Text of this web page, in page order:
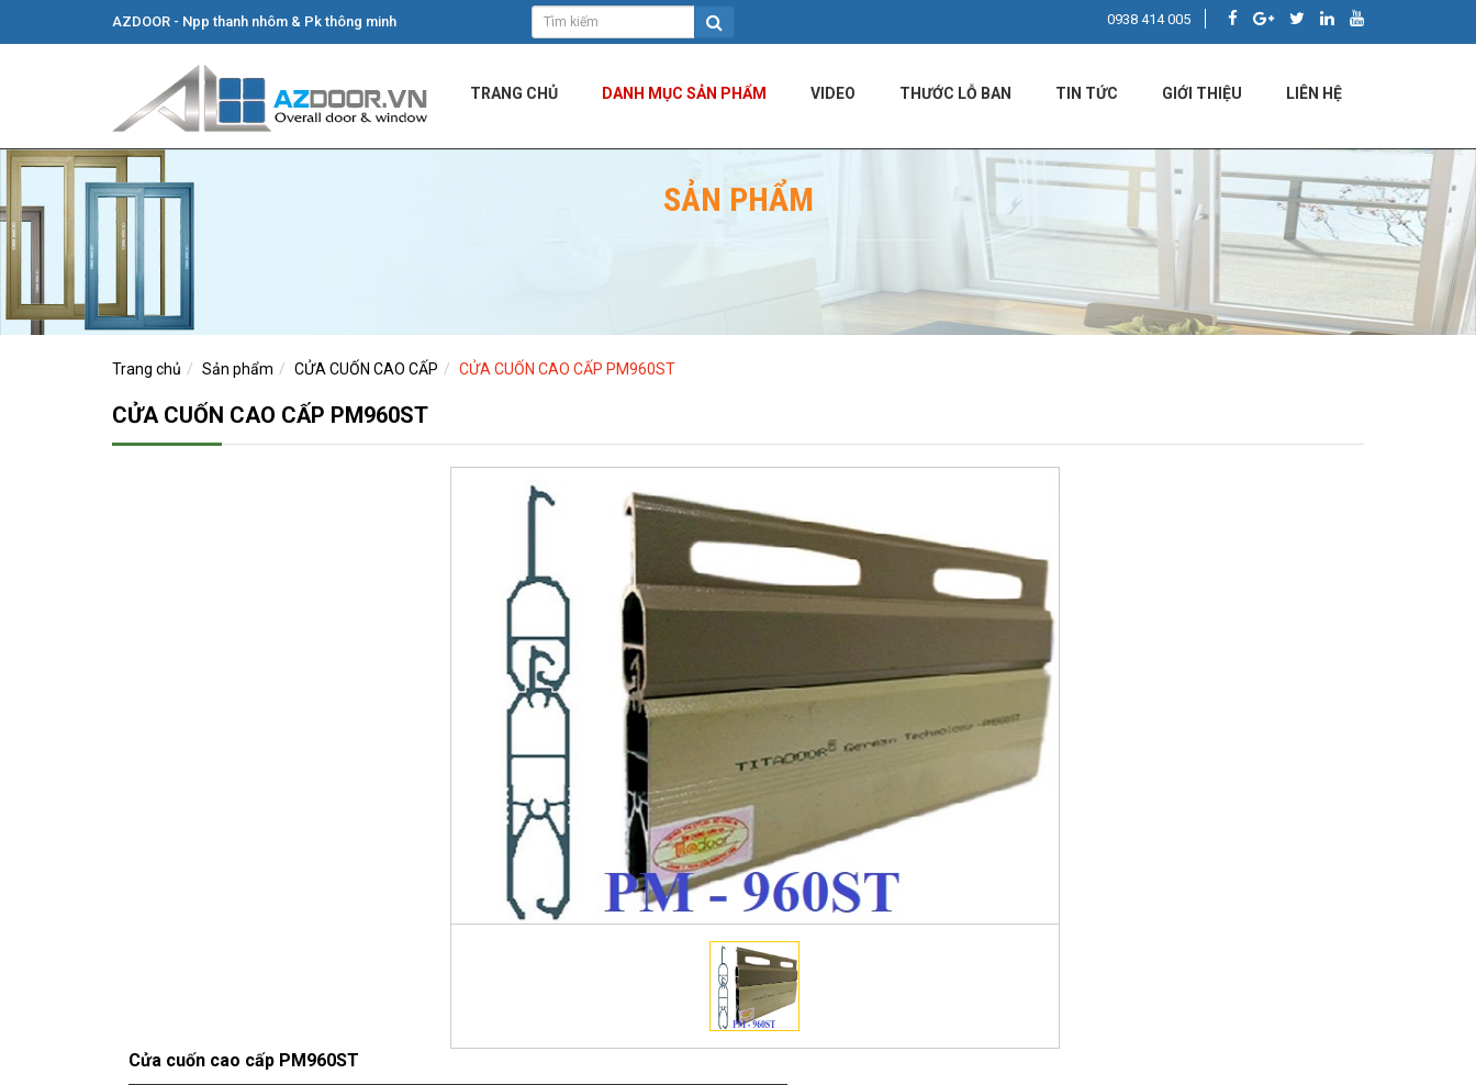
AZDOOR - Npp thanh nhôm & Pk thông minh 0938 414 005
TRANG CHỦ DANH MỤC SẢN PHẨM VIDEO THƯỚC LỖ BAN TIN TỨC GIỚI THIỆU LIÊN HỆ
SẢN PHẨM
Trang chủ Sản phẩm CỬA CUỐN CAO CẤP CỬA CUỐN CAO CẤP PM960ST
CỬA CUỐN CAO CẤP PM960ST
Cửa cuốn cao cấp PM960ST